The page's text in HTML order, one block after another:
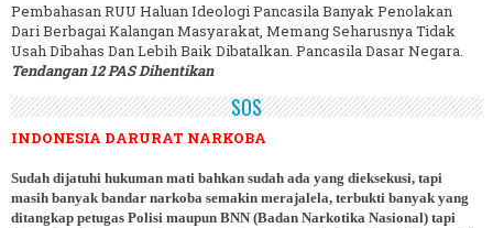
Pembahasan RUU Haluan Ideologi Pancasila Banyak Penolakan
Dari Berbagai Kalangan Masyarakat, Memang Seharusnya Tidak
Usah Dibahas Dan Lebih Baik Dibatalkan. Pancasila Dasar Negara.
Tendangan 12 PAS Dihentikan
SOS
INDONESIA DARURAT NARKOBA
Sudah dijatuhi hukuman mati bahkan sudah ada yang dieksekusi, tapi
masih banyak bandar narkoba semakin merajalela, terbukti banyak yang
ditangkap petugas Polisi maupun BNN (Badan Narkotika Nasional) tapi